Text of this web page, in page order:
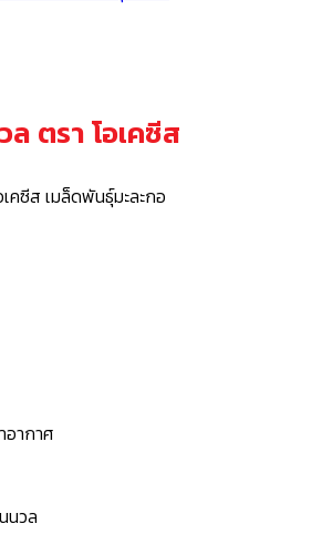
ล ตรา โอเคซีส
คซีส เมล็ดพันธุ์มะละกอ
ากาศ
นวล